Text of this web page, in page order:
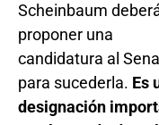
Scheinbaum
proponer una
candidatura al
para sucederla. Es
designación